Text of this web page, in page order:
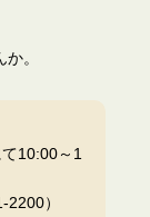
。
10:00～1
）